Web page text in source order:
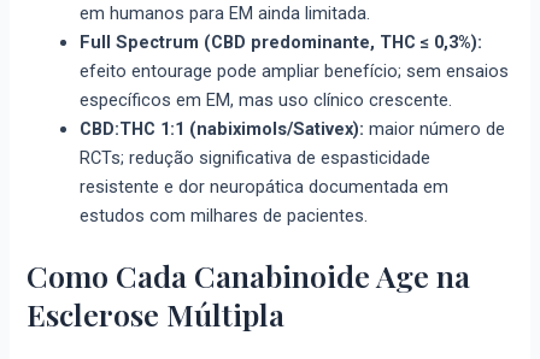
em humanos para EM ainda limitada.
Full Spectrum (CBD predominante, THC ≤ 0,3%):
efeito entourage pode ampliar benefício; sem ensaios
específicos em EM, mas uso clínico crescente.
CBD:THC 1:1 (nabiximols/Sativex): maior número de
RCTs; redução significativa de espasticidade
resistente e dor neuropática documentada em
estudos com milhares de pacientes.
Como Cada Canabinoide Age na
Esclerose Múltipla